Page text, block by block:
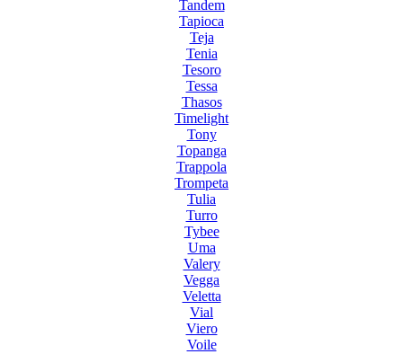
Tandem
Tapioca
Teja
Tenia
Tesoro
Tessa
Thasos
Timelight
Tony
Topanga
Trappola
Trompeta
Tulia
Turro
Tybee
Uma
Valery
Vegga
Veletta
Vial
Viero
Voile